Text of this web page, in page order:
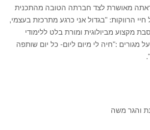
מאושרת לצד חברתה הטובה מהתכנית
הרווקות: "בגדול אני כרגע מתרכזת בעצמי,
מקצוע מביולוגית ומורת בלט ללימודי
מגורים :"חיה לי מיום ליום- כל יום שותפה
והגר משה